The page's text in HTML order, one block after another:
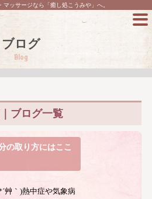
マッサージなら「癒し処こうみや」へ。
ブログ
Blog
ブログ一覧
の取り方にはここ
艸｀)熱中症や気象病